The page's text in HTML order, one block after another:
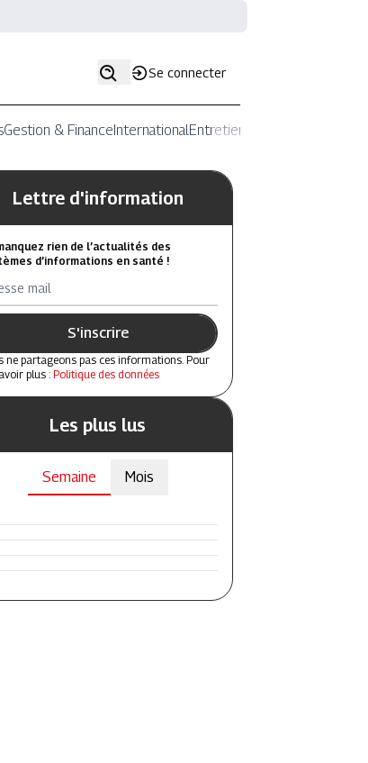
Se connecter
Gestion & FinanceInternationalEntretiens
Lettre d'information
rien de l’actualités des
d’informations en santé !
mail
S'inscrire
ne partageons pas ces informations. Pour
plus : Politique des données
Les plus lus
Semaine Mois